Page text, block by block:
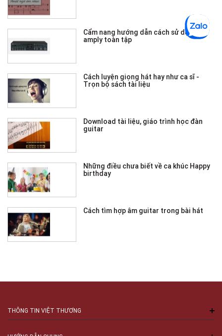
Cẩm nang hướng dẫn cách sử dụng
amply toàn tập
Cách luyện giọng hát hay như ca sĩ -
Trọn bộ sách tài liệu
Download tài liệu, giáo trình học đàn
guitar
Những điều chưa biết về ca khúc Happy
birthday
Cách tìm hợp âm guitar trong bài hát
THÔNG TIN VIỆT THƯƠNG